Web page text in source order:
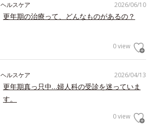
2026/06/10
ヘルスケア
更年期の治療って、どんなものがあるの？
0 view
2026/04/13
ヘルスケア
更年期真っ只中…婦人科の受診を迷っていま
す。
0 view